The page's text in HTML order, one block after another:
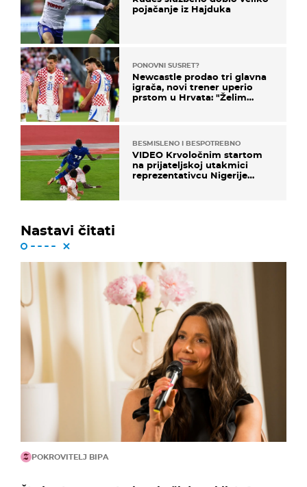
pojačanje iz Hajduka
PONOVNI SUSRET?
Newcastle prodao tri glavna
igrača, novi trener uperio
prstom u Hrvata: "Želim
BESMISLENO I BESPOTREBNO
VIDEO Krvoločnim startom
na prijateljskoj utakmici
reprezentativcu Nigerije
Nastavi čitati
POKROVITELJ BIPA